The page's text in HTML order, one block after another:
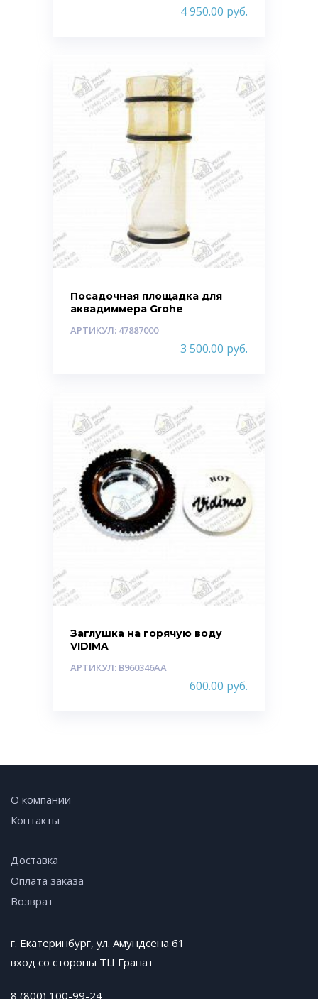
4 950.00 руб.
Посадочная площадка для
аквадиммера Grohe
АРТИКУЛ: 47887000
3 500.00 руб.
Заглушка на горячую воду
VIDIMA
АРТИКУЛ: B960346AA
600.00 руб.
О компании
Контакты
Доставка
Оплата заказа
Возврат
г. Екатеринбург, ул. Амундсена 61
вход со стороны ТЦ Гранат
8 (800) 100-99-24